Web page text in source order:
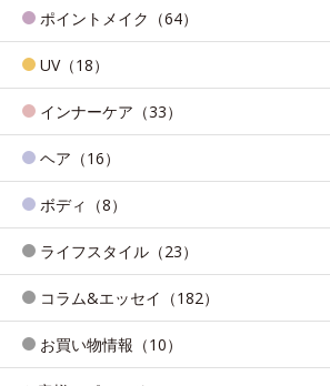
ポイントメイク（64）
UV（18）
インナーケア（33）
ヘア（16）
ボディ（8）
ライフスタイル（23）
コラム&エッセイ（182）
お買い物情報（10）